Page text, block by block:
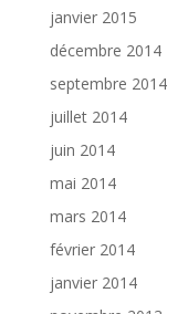
janvier 2015
décembre 2014
septembre 2014
juillet 2014
juin 2014
mai 2014
mars 2014
février 2014
janvier 2014